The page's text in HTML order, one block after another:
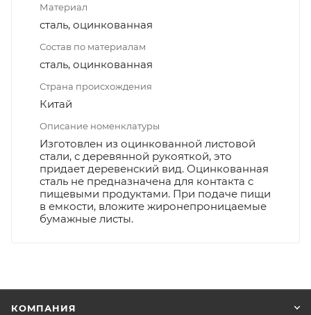
Материал
сталь, оцинкованная
Состав по материалам
сталь, оцинкованная
Страна происхождения
Китай
Описание номенклатуры
Изготовлен из оцинкованной листовой
стали, с деревянной рукояткой, это
придает деревенский вид. Оцинкованная
сталь не предназначена для контакта с
пищевыми продуктами. При подаче пищи
в емкости, вложите жиронепроницаемые
бумажные листы.
КОМПАНИЯ